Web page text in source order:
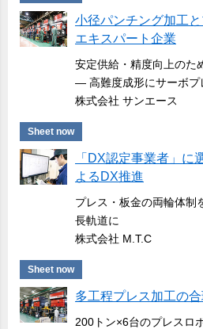
小径パンチング加工
エキスパート企業
安定供給・精度向上のた
― 高難度成形にサーボプ
株式会社 サンエース
Sheet now
「DX認定事業者」
よるDX推進
プレス・板金の両輪体
長軌道に
株式会社 M.T.C
Sheet now
多工程プレス加工の
200トン×6台のプレスロ